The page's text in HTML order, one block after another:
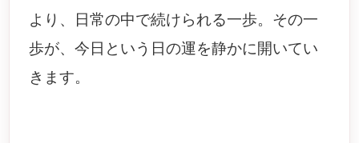
より、日常の中で続けられる一歩。その一
歩が、今日という日の運を静かに開いてい
きます。